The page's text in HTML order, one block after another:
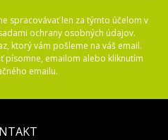
spracovávať len za týmto účelom v
ochrany osobných údajov.
ktorý vám pošleme na váš email.
písomne, emailom alebo kliknutím
emailu.